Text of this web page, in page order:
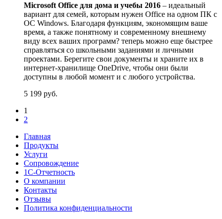
Microsoft Office для дома и учебы 2016 – идеальный
вариант для семей, которым нужен Office на одном ПК с
ОС Windows. Благодаря функциям, экономящим ваше
время, а также понятному и современному внешнему
виду всех ваших программ? теперь можно еще быстрее
справляться со школьными заданиями и личными
проектами. Берегите свои документы и храните их в
интернет-хранилище OneDrive, чтобы они были
доступны в любой момент и с любого устройства.
5 199 руб.
1
2
Главная
Продукты
Услуги
Сопровождение
1С-Отчетность
О компании
Контакты
Отзывы
Политика конфиденциальности